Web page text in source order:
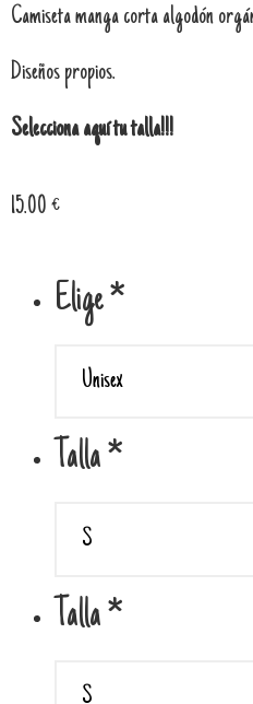
Camiseta manga corta algodón
Diseños propios.
Selecciona aquí tu talla!!!
15.00 €
Elige*
Talla*
Talla*